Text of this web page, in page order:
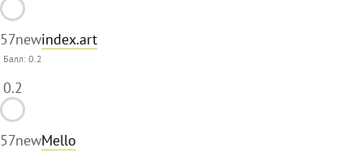
57newindex.art
Балл:0.2
0.2
57newMello